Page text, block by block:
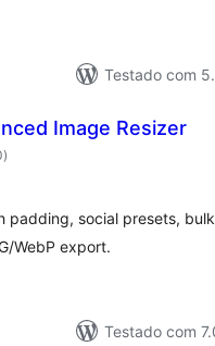
Testado com
Image Resizer
total
de
)
padding, social presets,
WebP export.
Testado com